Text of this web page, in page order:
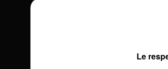
Le